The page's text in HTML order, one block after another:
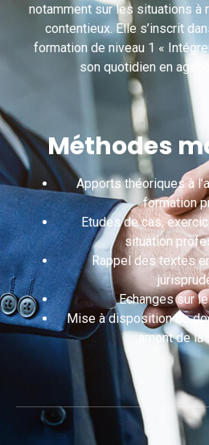
notamment sur les situations à
contentieux. Elle s’inscrit
formation de niveau 1 «
son quotidien en
Méthodes
Apports théoriques à
formation
Etudes de cas,
situation
Rappel des textes
Echanges sur
Mise à disposition de
amont de la